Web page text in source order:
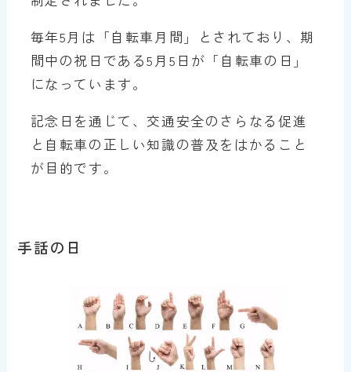
毎年5月は「自転車月間」とされており、期
間中の祝日である5月5日が「自転車の日」
になっています。
記念日を通じて、交通安全のさらなる促進
と自転車の正しい知識の普及をはかること
が目的です。
手話の日